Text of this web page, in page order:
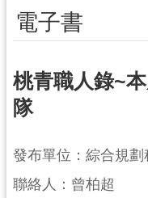
搜
尋
認
我
們
電子書
桃青職人錄~
隊
發布單位：綜合規劃
聯絡人：曾柏超